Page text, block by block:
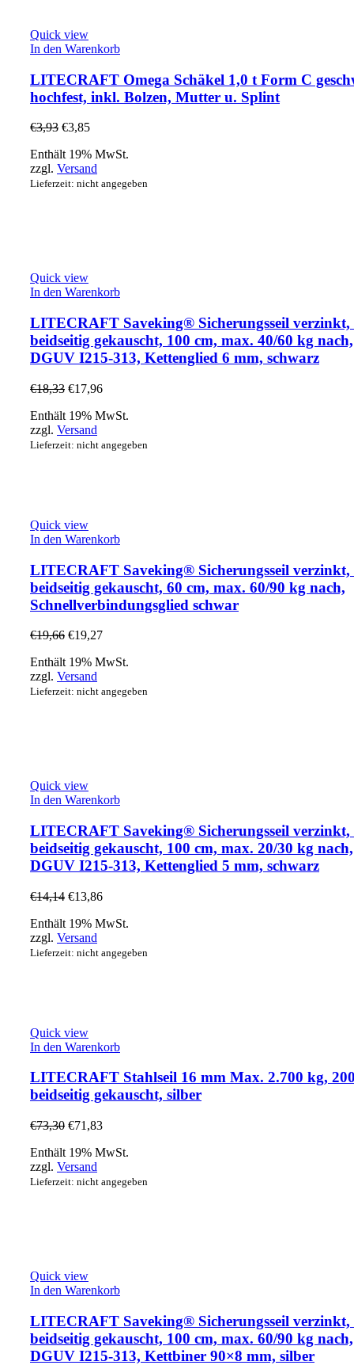
Quick view
In den Warenkorb
LITECRAFT Omega Schäkel 1,0 t Form C
hochfest, inkl. Bolzen, Mutter u. Splint
€3,93 €3,85
Enthält 19% MwSt.
zzgl. Versand
Lieferzeit: nicht angegeben
Quick view
In den Warenkorb
LITECRAFT Saveking® Sicherungsseil verzinkt,
beidseitig gekauscht, 100 cm, max. 40/60 kg nach,
DGUV I215-313, Kettenglied 6 mm, schwarz
€18,33 €17,96
Enthält 19% MwSt.
zzgl. Versand
Lieferzeit: nicht angegeben
Quick view
In den Warenkorb
LITECRAFT Saveking® Sicherungsseil verzinkt,
beidseitig gekauscht, 60 cm, max. 60/90 kg nach,
Schnellverbindungsglied schwar
€19,66 €19,27
Enthält 19% MwSt.
zzgl. Versand
Lieferzeit: nicht angegeben
Quick view
In den Warenkorb
LITECRAFT Saveking® Sicherungsseil verzinkt,
beidseitig gekauscht, 100 cm, max. 20/30 kg nach,
DGUV I215-313, Kettenglied 5 mm, schwarz
€14,14 €13,86
Enthält 19% MwSt.
zzgl. Versand
Lieferzeit: nicht angegeben
Quick view
In den Warenkorb
LITECRAFT Stahlseil 16 mm Max. 2.700 kg,
beidseitig gekauscht, silber
€73,30 €71,83
Enthält 19% MwSt.
zzgl. Versand
Lieferzeit: nicht angegeben
Quick view
In den Warenkorb
LITECRAFT Saveking® Sicherungsseil verzinkt,
beidseitig gekauscht, 100 cm, max. 60/90 kg nach,
DGUV I215-313, Kettbiner 90×8 mm, silber